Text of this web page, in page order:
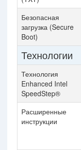
Безопасная
загрузка (Secure
Boot)
Технологии
Технология
Enhanced Intel
SpeedStep®
Расширенные
инструкции